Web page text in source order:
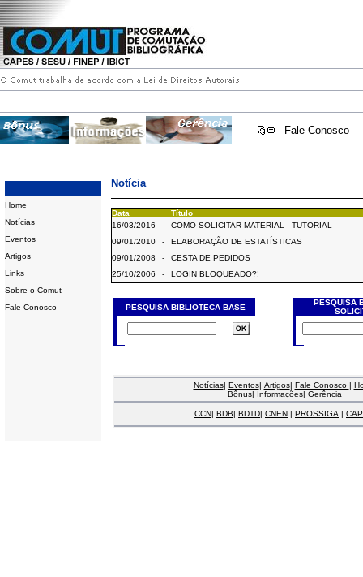
Fale Conosco
Home
Notícias
Eventos
Artigos
Links
Sobre o Comut
Fale Conosco
Notícia
Data
Título
16/03/2016
-
COMO SOLICITAR MATERIAL - TUTORIAL
09/01/2010
-
ELABORAÇÃO DE ESTATÍSTICAS
09/01/2008
-
CESTA DE PEDIDOS
25/10/2006
- LOGIN BLOQUEADO?!
PESQUISA BIBLIOTECA BASE
PESQUISA
Notícias| Eventos| Artigos| Fale Conosco |
Bônus| Informações| Gerência
CCN| BDB| BDTD| CNEN | PROSSIGA |